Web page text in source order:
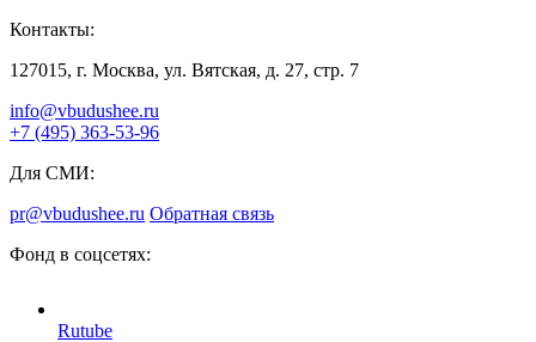
Контакты:
127015, г. Москва, ул. Вятская, д. 27, стр. 7
info@vbudushee.ru
+7 (495) 363-53-96
Для СМИ:
pr@vbudushee.ru Обратная связь
Фонд в соцсетях:
Rutube